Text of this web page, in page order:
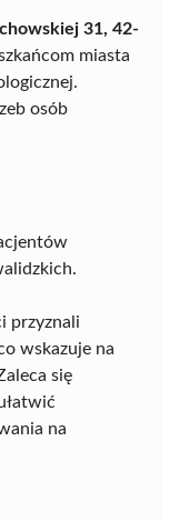
31, 42-
miasta
osób
przyznali
wskazuje na
się
na